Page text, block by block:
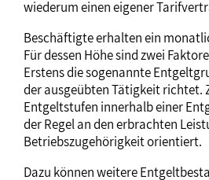
wiederum einen eigener
Beschäftigte erhalten ein
Für dessen Höhe sind zwei
Erstens die sogenannte
der ausgeübten Tätigkeit richtet.
Entgeltstufen innerhalb einer
der Regel an den erbrachten
Betriebszugehörigkeit orientiert.
Dazu können weitere